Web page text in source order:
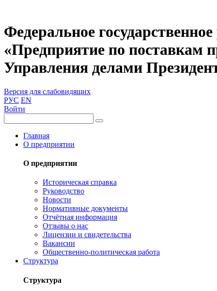
Федеральное
«Предприятие по поставкам
Управления делами
Версия для слабовидящих
РУС EN
Войти
Главная
О предприятии
О предприятии
Историческая справка
Руководство
Новости
Нормативные документы
Отчётная информация
Отзывы о нас
Лицензии и свидетельства
Вакансии
Общественно-политическая работа
Структура
Структура